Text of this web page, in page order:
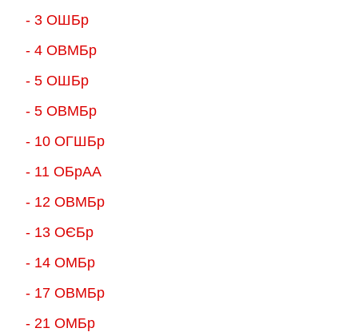
- 3 ОШБр
- 4 ОВМБр
- 5 ОШБр
- 5 ОВМБр
- 10 ОГШБр
- 11 ОБрАА
- 12 ОВМБр
- 13 ОЄБр
- 14 ОМБр
- 17 ОВМБр
- 21 ОМБр